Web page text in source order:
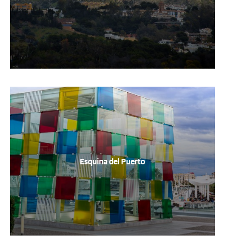
Esquina del Puerto